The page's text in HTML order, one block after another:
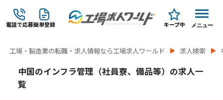
電話で応募簡単登録 キープ中 メニュー
工場・製造業の転職・求人情報なら工場求人ワールド 求人検索
中国のインフラ管理（社員寮、備品等）の求人一
覧